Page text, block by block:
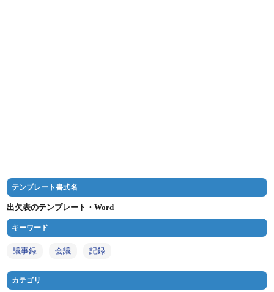
テンプレート書式名
出欠表のテンプレート・Word
キーワード
議事録 会議 記録
カテゴリ